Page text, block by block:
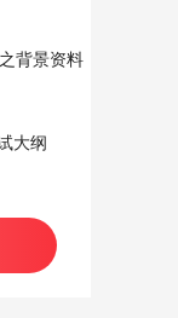
背景资料
大纲